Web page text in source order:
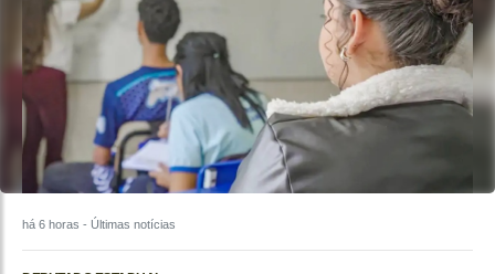
há 6 horas - Últimas notícias